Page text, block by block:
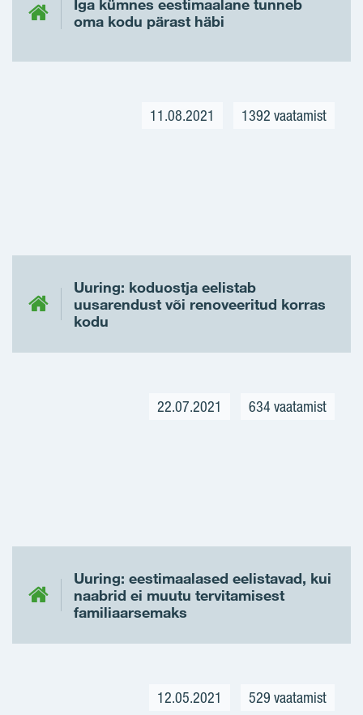
Iga kümnes eestimaalane tunneb
oma kodu pärast häbi
11.08.2021 1392 vaatamist
Uuring: koduostja eelistab
uusarendust või renoveeritud korras
kodu
22.07.2021 634 vaatamist
Uuring: eestimaalased eelistavad, kui
naabrid ei muutu tervitamisest
familiaarsemaks
12.05.2021 529 vaatamist